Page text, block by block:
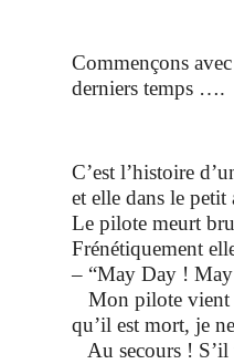
Commençons
derniers temps ….
C’est l’histoire
et elle dans le
Le pilote meurt
Frénétiquement
– “May Day !
Mon pilote vient
qu’il est mort, je
Au secours !